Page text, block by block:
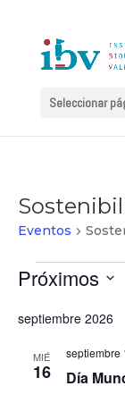
Seleccionar
Eventos
Eventos
Próximos
la
septiembre 2026
MIÉ
16 Día
septiembre